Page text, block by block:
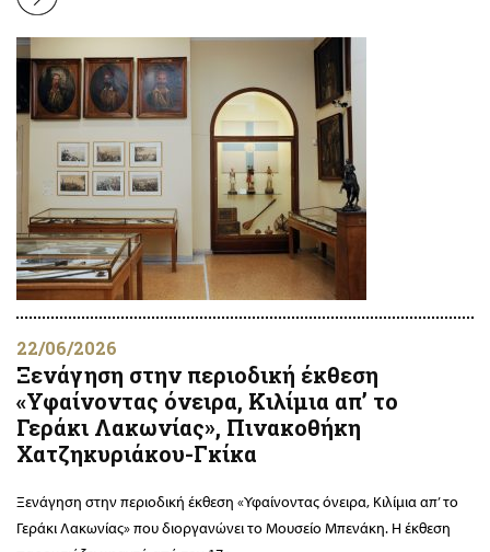
22/06/2026
Ξενάγηση στην περιοδική έκθεση
«Υφαίνοντας όνειρα, Κιλίμια απ’ το
Γεράκι Λακωνίας», Πινακοθήκη
Χατζηκυριάκου-Γκίκα
Ξενάγηση στην περιοδική έκθεση «Υφαίνοντας όνειρα, Κιλίμια απ’ το
Γεράκι Λακωνίας» που διοργανώνει το Μουσείο Μπενάκη. Η έκθεση